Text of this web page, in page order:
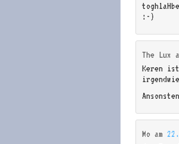
:-)
The Lux
Keren
Mo am